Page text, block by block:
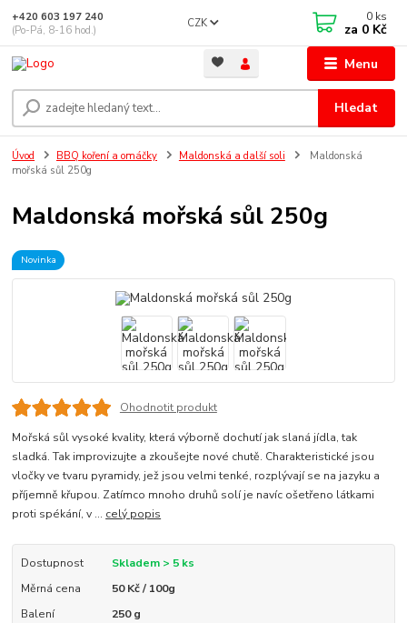
Menu
CZK
Hledat
+420 603 197 240
(Po-Pá, 8-16 hod.)
0 ks
za 0 Kč
Úvod BBQ koření a omáčky Maldonská a další soli
Maldonská
mořská sůl 250g
Maldonská mořská sůl 250g
Novinka
Ohodnotit produkt
Mořská sůl vysoké kvality, která výborně dochutí jak slaná jídla, tak
sladká. Tak improvizujte a zkoušejte nové chutě. Charakteristické jsou
vločky ve tvaru pyramidy, jež jsou velmi tenké, rozplývají se na jazyku a
příjemně křupou. Zatímco mnoho druhů solí je navíc ošetřeno látkami
proti spékání, v ... celý popis
Dostupnost
Skladem > 5 ks
Měrná cena
50 Kč / 100g
Balení
250 g